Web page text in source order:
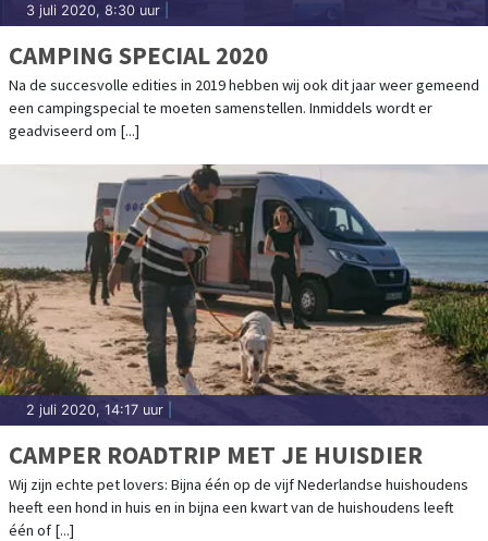
3 juli 2020, 8:30 uur
CAMPING SPECIAL 2020
Na de succesvolle edities in 2019 hebben wij ook dit jaar weer gemeend
een campingspecial te moeten samenstellen. Inmiddels wordt er
geadviseerd om [...]
2 juli 2020, 14:17 uur
CAMPER ROADTRIP MET JE HUISDIER
Wij zijn echte pet lovers: Bijna één op de vijf Nederlandse huishoudens
heeft een hond in huis en in bijna een kwart van de huishoudens leeft
één of [...]